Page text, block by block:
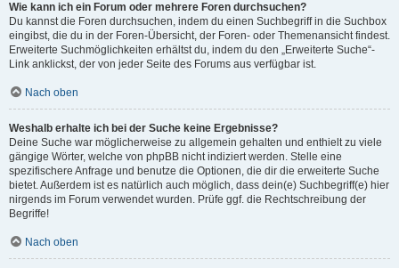
Wie kann ich ein Forum oder mehrere Foren durchsuchen?
Du kannst die Foren durchsuchen, indem du einen Suchbegriff in die Suchbox
eingibst, die du in der Foren-Übersicht, der Foren- oder Themenansicht findest.
Erweiterte Suchmöglichkeiten erhältst du, indem du den „Erweiterte Suche“-
Link anklickst, der von jeder Seite des Forums aus verfügbar ist.
Nach oben
Weshalb erhalte ich bei der Suche keine Ergebnisse?
Deine Suche war möglicherweise zu allgemein gehalten und enthielt zu viele
gängige Wörter, welche von phpBB nicht indiziert werden. Stelle eine
spezifischere Anfrage und benutze die Optionen, die dir die erweiterte Suche
bietet. Außerdem ist es natürlich auch möglich, dass dein(e) Suchbegriff(e) hier
nirgends im Forum verwendet wurden. Prüfe ggf. die Rechtschreibung der
Begriffe!
Nach oben